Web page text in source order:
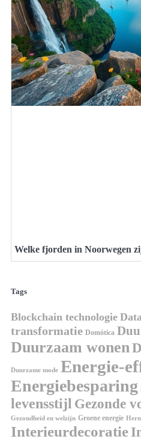
Welke fjorden in Noorwegen
Tags
Blockchain technologie
transformatie Domótica
Duurzaam wonen
Duurzame mode Energie-
Energiebesparing
levensstijl Gezonde
Gezondheid en welzijn Groene energie
Interieurdecoratie